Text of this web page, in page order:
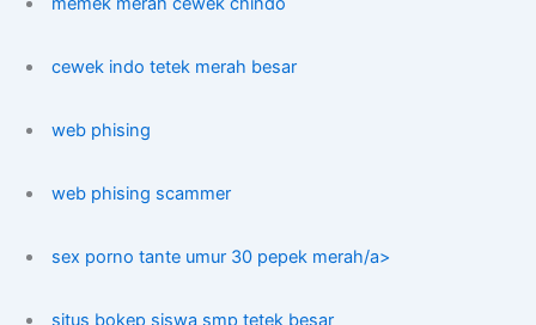
cewek indo tetek merah besar
web phising
web phising scammer
sex porno tante umur 30 pepek merah/a>
situs bokep siswa smp tetek besar